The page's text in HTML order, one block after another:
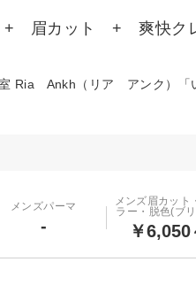
+ 眉カット + 爽快クレ
Ria Ankh（リア アンク）「
メンズパーマ
-
メンズ眉カット
ラー・脱色(ブ
￥6,050